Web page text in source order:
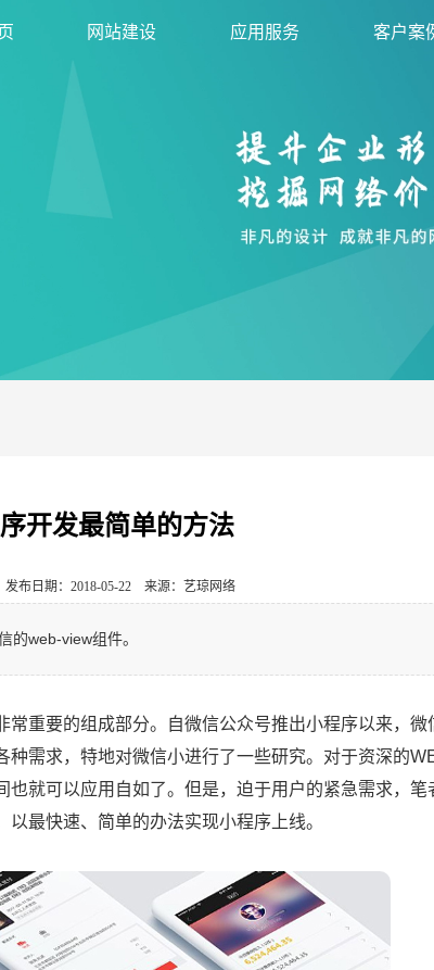
网站建设 应用服务 客户案
开发最简单的方法
布日期：2018-05-22 来源：艺琼网络
的web-view组件。
要的组成部分。自微信公众号推出小程序以来，微
需求，特地对微信小进行了一些研究。对于资深的
就可以应用自如了。但是，迫于用户的紧急需求，笔
最快速、简单的办法实现小程序上线。